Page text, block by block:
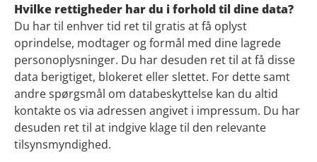
Hvilke rettigheder har du i forhold til dine data?
Du har til enhver tid ret til gratis at få oplyst
oprindelse, modtager og formål med dine lagrede
personoplysninger. Du har desuden ret til at få disse
data berigtiget, blokeret eller slettet. For dette samt
andre spørgsmål om databeskyttelse kan du altid
kontakte os via adressen angivet i impressum. Du har
desuden ret til at indgive klage til den relevante
tilsynsmyndighed.